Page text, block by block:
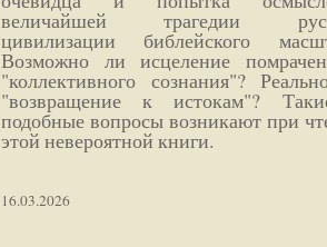
величайшей трагедии
цивилизации библейского
Возможно ли исцеление
"коллективного сознания"?
"возвращение к истокам"?
подобные вопросы возникают при
этой невероятной книги.
16.03.2026